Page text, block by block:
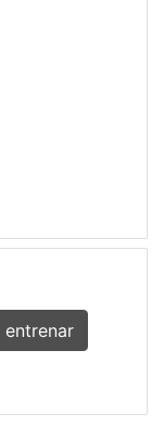
entrenar